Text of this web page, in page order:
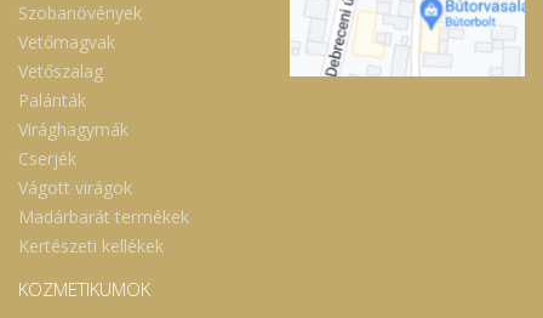
Szobanövények
Vetőmagvak
Vetőszalag
Palánták
Virághagymák
Cserjék
Vágott virágok
Madárbarát termékek
Kertészeti kellékek
KOZMETIKUMOK